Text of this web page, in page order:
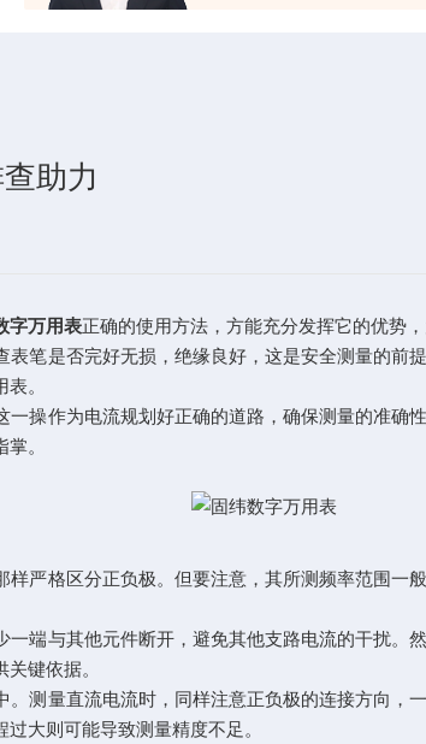
助力
字万用表正确的使用方法，方能充分发挥它的优势
是否完好无损，绝缘良好，这是安全测量的前
。
作为电流规划好正确的道路，确保测量的准确
。
格区分正负极。但要注意，其所测频率范围一
与其他元件断开，避免其他支路电流的干扰。
键依据。
量直流电流时，同样注意正负极的连接方向，
大则可能导致测量精度不足。